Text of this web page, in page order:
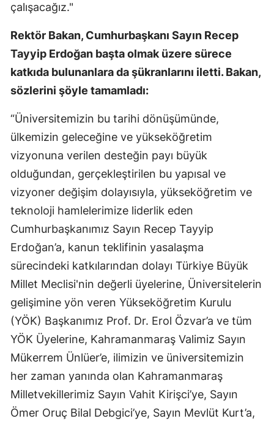
çalışacağız."
Rektör Bakan, Cumhurbaşkanı Sayın Recep
Tayyip Erdoğan başta olmak üzere sürece
katkıda bulunanlara da şükranlarını iletti. Bakan,
sözlerini şöyle tamamladı:
“Üniversitemizin bu tarihi dönüşümünde,
ülkemizin geleceğine ve yükseköğretim
vizyonuna verilen desteğin payı büyük
olduğundan, gerçekleştirilen bu yapısal ve
vizyoner değişim dolayısıyla, yükseköğretim ve
teknoloji hamlelerimize liderlik eden
Cumhurbaşkanımız Sayın Recep Tayyip
Erdoğan’a, kanun teklifinin yasalaşma
sürecindeki katkılarından dolayı Türkiye Büyük
Millet Meclisi'nin değerli üyelerine, Üniversitelerin
gelişimine yön veren Yükseköğretim Kurulu
(YÖK) Başkanımız Prof. Dr. Erol Özvar’a ve tüm
YÖK Üyelerine, Kahramanmaraş Valimiz Sayın
Mükerrem Ünlüer’e, ilimizin ve üniversitemizin
her zaman yanında olan Kahramanmaraş
Milletvekillerimiz Sayın Vahit Kirişci’ye, Sayın
Ömer Oruç Bilal Debgici’ye, Sayın Mevlüt Kurt’a,